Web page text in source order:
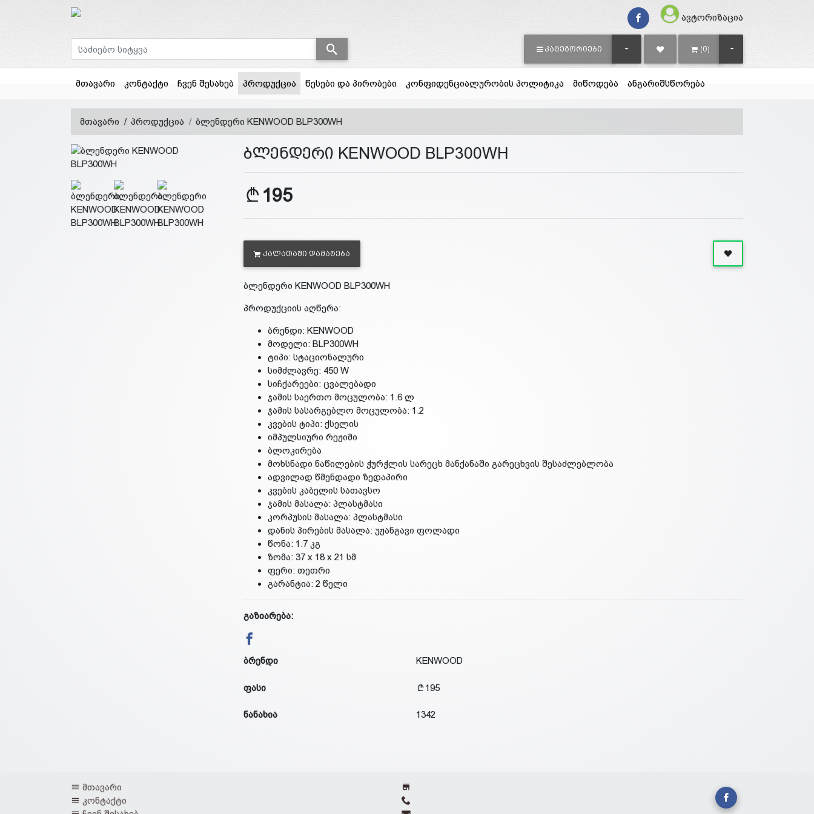
ავტორიზაცია
ᲙᲐᲢᲔᲒᲝᲠᲘᲔᲑᲘ TOGGLE DROPDOWN(0) TOGGLE DROPDOWN
მთავარი კონტაქტი ჩვენ შესახებ პროდუქცია(current)
წესები და პირობები კონფიდენციალურობის პოლიტიკა მიწოდება ანგარიშსწორება
მთავარი პროდუქცია ბლენდერი KENWOOD BLP300WH
ბლენდერი KENWOOD BLP300WH
195
ᲙᲐᲚᲐᲗᲐᲨᲘ ᲓᲐᲛᲐᲢᲔᲑᲐ
ბლენდერი KENWOOD BLP300WH
პროდუქციის აღწერა:
ბრენდი: KENWOOD
მოდელი: BLP300WH
ტიპი: სტაციონალური
სიმძლავრე: 450 W
სიჩქარეები: ცვალებადი
ჯამის საერთო მოცულობა: 1.6 ლ
ჯამის სასარგებლო მოცულობა: 1.2
კვების ტიპი: ქსელის
იმპულსიური რეჟიმი
ბლოკირება
მოხსნადი ნაწილების ჭურჭლის სარეცხ მანქანაში გარეცხვის შესაძლებლობა
ადვილად წმენდადი ზედაპირი
კვების კაბელის სათავსო
ჯამის მასალა: პლასტმასი
კორპუსის მასალა: პლასტმასი
დანის პირების მასალა: უჟანგავი ფოლადი
წონა: 1.7 კგ
ზომა: 37 x 18 x 21 სმ
ფერი: თეთრი
გარანტია: 2 წელი
გაზიარება:
ბრენდი KENWOOD
ფასი 195
ნანახია 1342
მთავარი
კონტაქტი